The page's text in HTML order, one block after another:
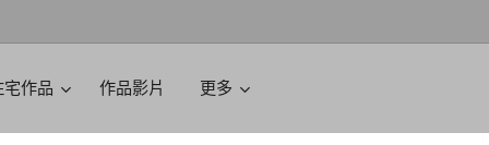
作品 作品影片 更多